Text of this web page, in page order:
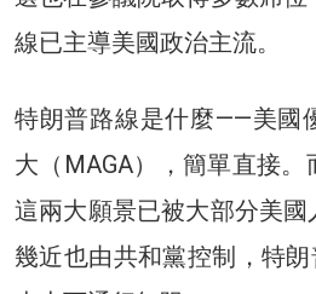
線已主導美國政治主流。
特朗普路線是什麼——美國
大（MAGA），簡單直接。
這兩大願景已被大部分美
幾近也由共和黨控制，特